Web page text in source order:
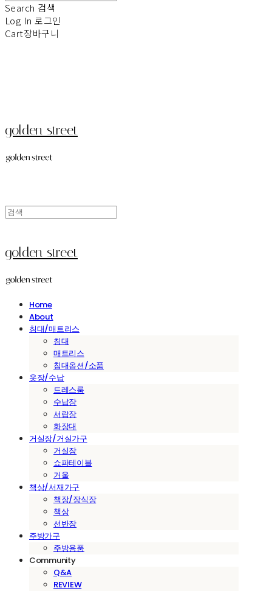
Search 검색
Log In 로그인
Cart장바구니
golden street
golden street
Home
About
침대/매트리스
침대
매트리스
침대옵션/소품
옷장/수납
드레스룸
수납장
서랍장
화장대
거실장/거실가구
거실장
쇼파테이블
거울
책상/서재가구
책장/장식장
책상
선반장
주방가구
주방용품
Community
Q&A
REVIEW